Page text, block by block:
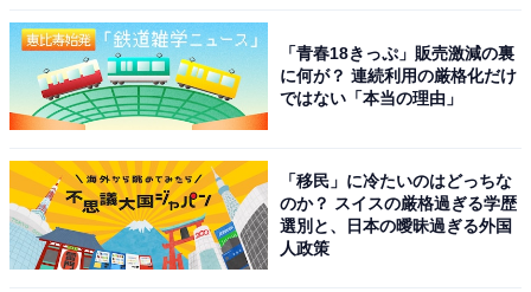
風景を想起させる。音の響きが非常に滑らかであり
ながら、フォッサマグナの歴史や大自然の険しさを
内包しているような、知的な力強さと洗練されたカ
ッコよさがある」（60代男性／大阪府）
「青春18きっぷ」販売激減の裏
に何が？ 連続利用の厳格化だけ
ではない「本当の理由」
「移民」に冷たいのはどっちな
のか？ スイスの厳格過ぎる学歴
選別と、日本の曖昧過ぎる外国
人政策